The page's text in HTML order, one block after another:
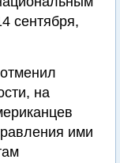
сентября,
на
ими